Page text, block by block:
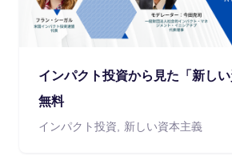
インパクト投資から見た「新しい
無料
インパクト投資
新しい資本主義